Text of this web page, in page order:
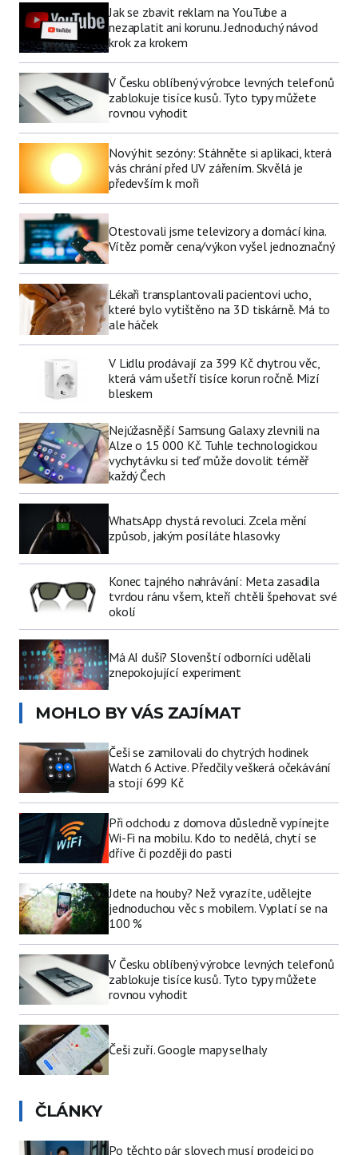
Jak se zbavit reklam na YouTube a
nezaplatit ani korunu. Jednoduchý návod
krok za krokem
V Česku oblíbený výrobce levných telefonů
zablokuje tisíce kusů. Tyto typy můžete
rovnou vyhodit
Nový hit sezóny: Stáhněte si aplikaci, která
vás chrání před UV zářením. Skvělá je
především k moři
Otestovali jsme televizory a domácí kina.
Vítěz poměr cena/výkon vyšel jednoznačný
Lékaři transplantovali pacientovi ucho,
které bylo vytištěno na 3D tiskárně. Má to
ale háček
V Lidlu prodávají za 399 Kč chytrou věc,
která vám ušetří tisíce korun ročně. Mizí
bleskem
Nejúžasnější Samsung Galaxy zlevnili na
Alze o 15 000 Kč. Tuhle technologickou
vychytávku si teď může dovolit téměř
každý Čech
WhatsApp chystá revoluci. Zcela mění
způsob, jakým posíláte hlasovky
Konec tajného nahrávání: Meta zasadila
tvrdou ránu všem, kteří chtěli špehovat své
okolí
Má AI duši? Slovenští odborníci udělali
znepokojující experiment
MOHLO BY VÁS ZAJÍMAT
Češi se zamilovali do chytrých hodinek
Watch 6 Active. Předčily veškerá očekávání
a stojí 699 Kč
Při odchodu z domova důsledně vypínejte
Wi-Fi na mobilu. Kdo to nedělá, chytí se
dříve či později do pasti
Jdete na houby? Než vyrazíte, udělejte
jednoduchou věc s mobilem. Vyplatí se na
100 %
V Česku oblíbený výrobce levných telefonů
zablokuje tisíce kusů. Tyto typy můžete
rovnou vyhodit
Češi zuří. Google mapy selhaly
ČLÁNKY
Po těchto pár slovech musí prodejci po